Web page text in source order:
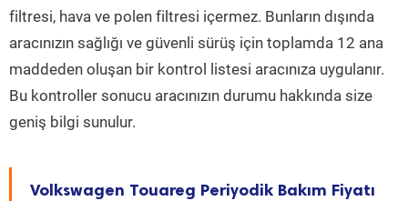
filtresi, hava ve polen filtresi içermez. Bunların dışında
aracınızın sağlığı ve güvenli sürüş için toplamda 12 ana
maddeden oluşan bir kontrol listesi aracınıza uygulanır.
Bu kontroller sonucu aracınızın durumu hakkında size
geniş bilgi sunulur.
Volkswagen Touareg Periyodik Bakım Fiyatı